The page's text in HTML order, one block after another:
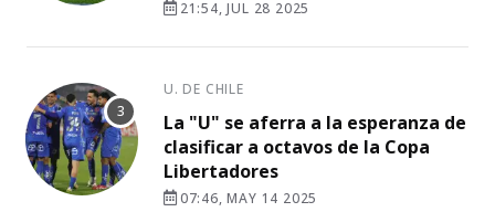
21:54, JUL 28 2025
U. DE CHILE
La "U" se aferra a la esperanza de
clasificar a octavos de la Copa
Libertadores
07:46, MAY 14 2025